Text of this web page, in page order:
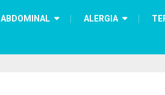
ABDOMINAL ALERGIA